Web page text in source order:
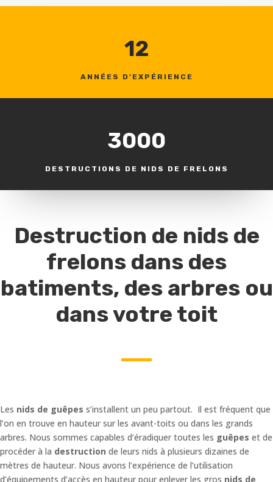
12
ANNÉES D'EXPÉRIENCE
3000
DESTRUCTIONS DE NIDS DE FRELONS
Destruction de nids de
frelons dans des
batiments, des arbres ou
dans votre toit
Les nids de guêpes s’installent un peu partout. Il est fréquent que
l’on en trouve en hauteur sur les avant-toits ou dans les grands
arbres. Nous sommes capables d’éradiquer toutes les guêpes et de
procéder à la destruction de leurs nids à plusieurs dizaines de
mètres de hauteur. Nous avons l’expérience de l’utilisation
d’équipements d’accès en hauteur pour enlever les gros nids de